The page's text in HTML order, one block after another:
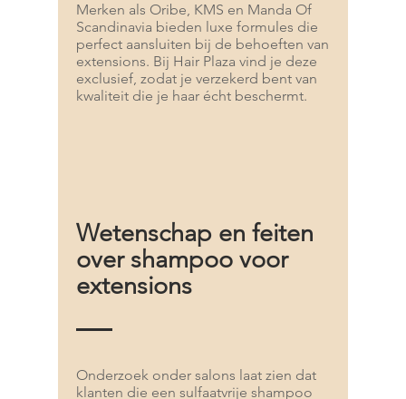
Merken als Oribe, KMS en Manda Of
Scandinavia bieden luxe formules die
perfect aansluiten bij de behoeften van
extensions. Bij Hair Plaza vind je deze
exclusief, zodat je verzekerd bent van
kwaliteit die je haar écht beschermt.
Wetenschap en feiten
over shampoo voor
extensions
Onderzoek onder salons laat zien dat
klanten die een sulfaatvrije shampoo